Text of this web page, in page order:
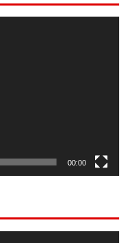
00:00